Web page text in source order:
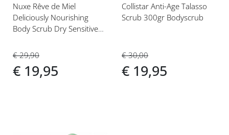
Nuxe Rêve de Miel
Deliciously Nourishing
Body Scrub Dry Sensitive
€ 29,90
€ 19,95
Collistar Anti-Age Talasso
Scrub 300gr Bodyscrub
€ 30,00
€ 19,95